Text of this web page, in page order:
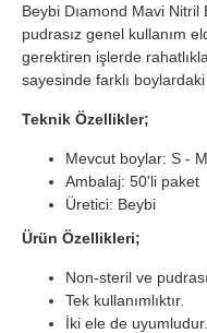
Beybi Dıamond Mavi
pudrasız genel kullanım
gerektiren işlerde
sayesinde farklı
Teknik Özellikler;
Mevcut boylar: S - M
Ambalaj: 50'li paket
Üretici: Beybi
Ürün Özellikleri;
Non-steril ve
Tek kullanımlıktır.
İki ele de uyumludur.